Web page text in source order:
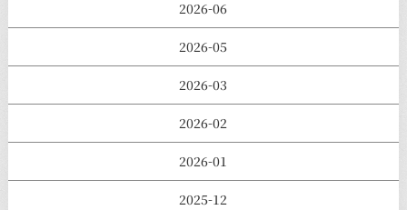
2026-06
2026-05
2026-03
2026-02
2026-01
2025-12